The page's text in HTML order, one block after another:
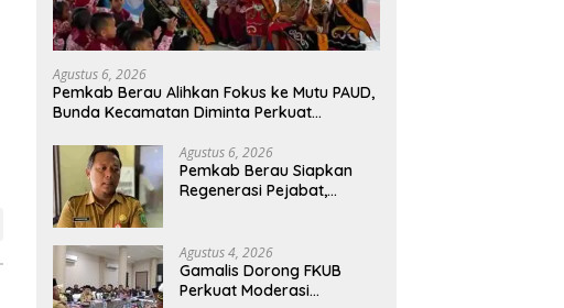
Agustus 6, 2026
Pemkab Berau Alihkan Fokus ke Mutu PAUD,
Bunda Kecamatan Diminta Perkuat
Agustus 6, 2026
Pemkab Berau Siapkan
Regenerasi Pejabat,
Agustus 4, 2026
Gamalis Dorong FKUB
Perkuat Moderasi